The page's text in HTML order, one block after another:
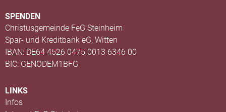
SPENDEN
Christusgemeinde FeG Steinheim
Spar- und Kreditbank eG, Witten
IBAN: DE64 4526 0475 0013 6346 00
BIC: GENODEM1BFG
LINKS
Infos